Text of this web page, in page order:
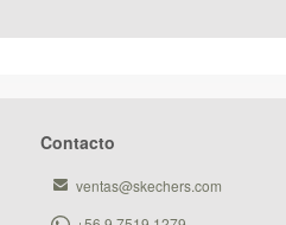
Contacto
ventas@skechers.com